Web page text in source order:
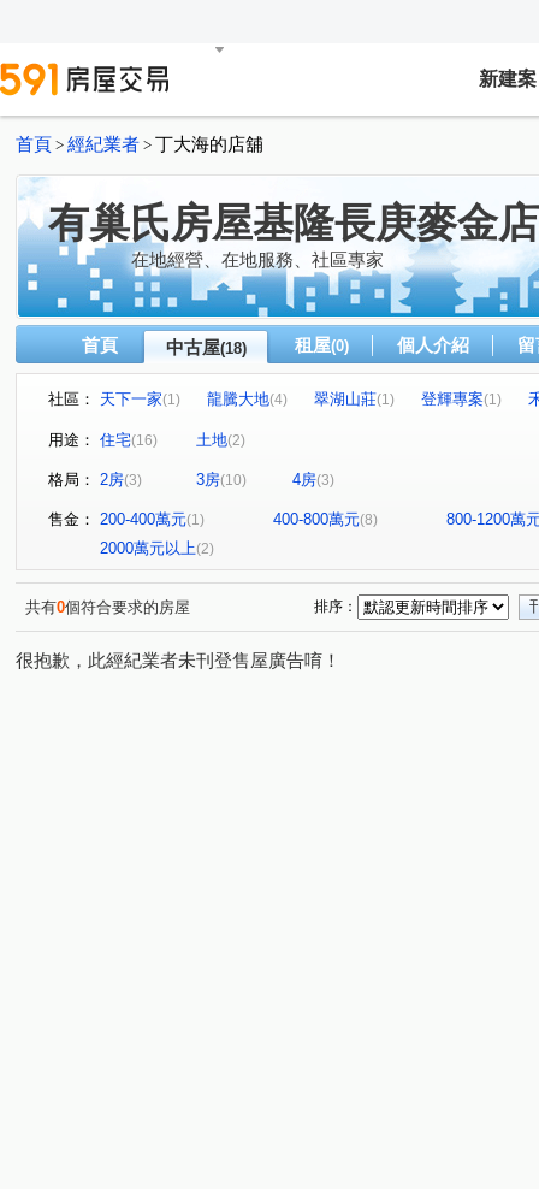
新建案
首頁 > 經紀業者 > 丁大海的店舖
有巢氏房屋基隆長庚麥金店
在地經營、在地服務、社區專家
首頁 中古屋(18) 租屋(0) 個人介紹
社區： 天下一家(1) 龍騰大地(4) 翠湖山莊(1) 登輝專案(1)
東瑞首綻
光匯學苑
武嶺街
大吉五路 麥金路
用途： 住宅(16) 土地(2)
格局： 2房(3) 3房(10) 4房(3)
售金： 200-400萬元(1) 400-800萬元(8)
800-1200萬
2000萬元以上(2)
共有0個符合要求的房屋 排序：
很抱歉，此經紀業者未刊登售屋廣告唷！